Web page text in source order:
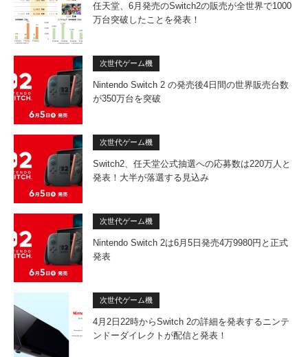
任天堂、6月発売のSwitch2の販売が全世界で1000
万台突破したことを発表！
次世代ゲーム機
Nintendo Switch 2 の発売後4日間の世界販売台数
が350万台を突破
次世代ゲーム機
Switch2、任天堂公式抽選への応募数は220万人と
発表！大半が落選する見込み
次世代ゲーム機
Nintendo Switch 2は6月5日発売4万9980円と正式
発表
次世代ゲーム機
4月2日22時からSwitch 2の詳細を発表するニンテ
ンドーダイレクトが配信と発表！